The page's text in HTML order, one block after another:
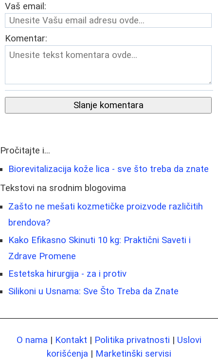
Vaš email:
Komentar:
Slanje komentara
Pročitajte i...
Biorevitalizacija kože lica - sve što treba da znate
Tekstovi na srodnim blogovima
Zašto ne mešati kozmetičke proizvode različitih
brendova?
Kako Efikasno Skinuti 10 kg: Praktični Saveti i
Zdrave Promene
Estetska hirurgija - za i protiv
Silikoni u Usnama: Sve Što Treba da Znate
O nama | Kontakt | Politika privatnosti | Uslovi
korišćenja | Marketinški servisi